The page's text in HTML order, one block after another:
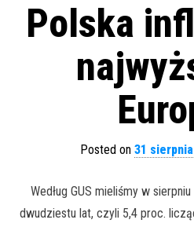
Polska
Posted on 31 sierpnia
Według GUS mieliśmy w
dwudziestu lat, czyli 5,4 proc.